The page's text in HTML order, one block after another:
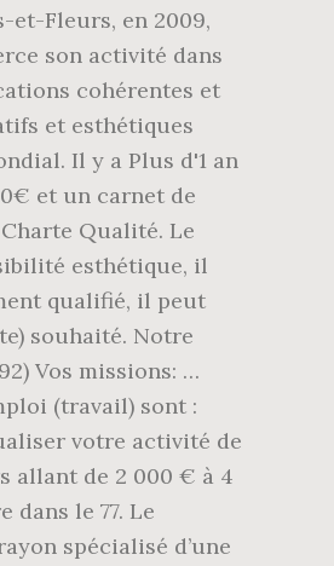
et-Fleurs, en 2009,
son activité dans
cohérentes et
et esthétiques
Il y a Plus d'1 an
et un carnet de
Qualité. Le
esthétique, il
qualifié, il peut
souhaité. Notre
Vos missions: …
(travail) sont :
votre activité de
allant de 2 000 € à 4
le 77. Le
spécialisé d’une